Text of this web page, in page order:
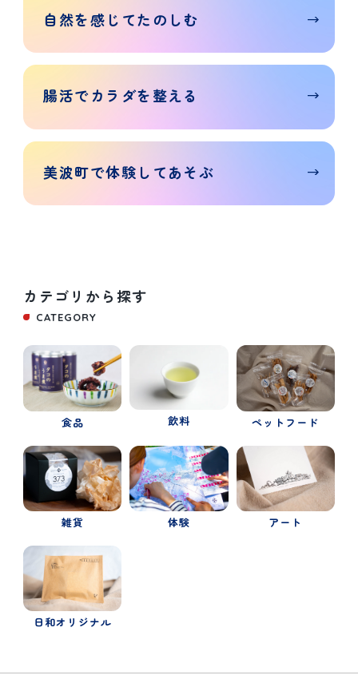
自然を感じてたのしむ
腸活でカラダを整える
美波町で体験してあそぶ
カテゴリから探す
CATEGORY
食品 飲料 ペットフード
雑貨 体験 アート
日和オリジナル